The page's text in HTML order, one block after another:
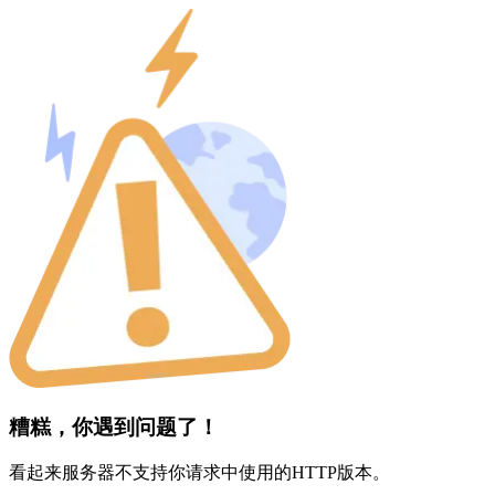
糟糕，你遇到问题了！
看起来服务器不支持你请求中使用的HTTP版本。